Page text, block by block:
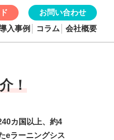
入事例 コラム 会社概要
お問い合わせ
！
カ国以上、約4
eラーニングシス